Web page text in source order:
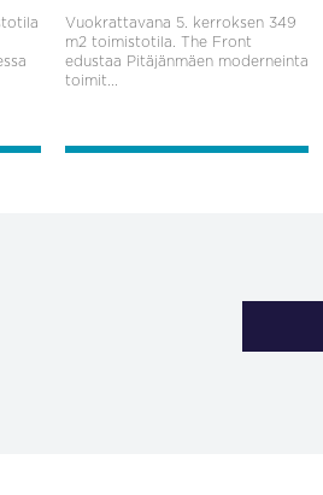
Vuokrattavana 5. kerroksen 349
m2 toimistotila. The Front
edustaa Pitäjänmäen moderneinta
toimit...